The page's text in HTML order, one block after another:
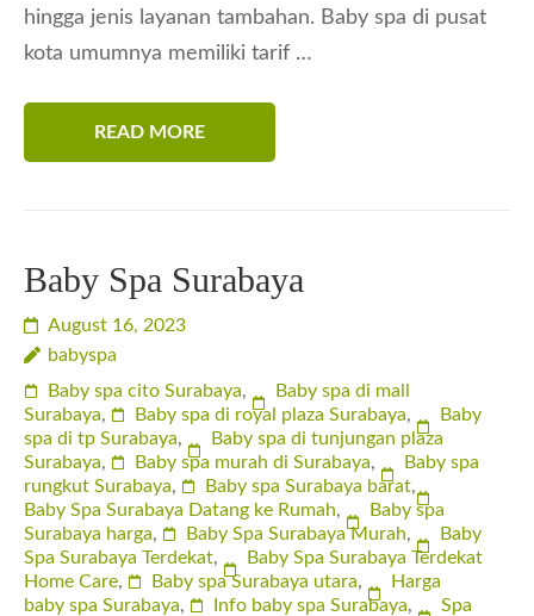
hingga jenis layanan tambahan. Baby spa di pusat
kota umumnya memiliki tarif …
READ MORE
Baby Spa Surabaya
August 16, 2023
babyspa
Baby spa cito Surabaya,
Baby spa di mall
Surabaya, Baby spa di royal plaza Surabaya,
Baby
spa di tp Surabaya,
Baby spa di tunjungan plaza
Surabaya, Baby spa murah di Surabaya,
Baby spa
rungkut Surabaya, Baby spa Surabaya barat,
Baby Spa Surabaya Datang ke Rumah,
Baby spa
Surabaya harga, Baby Spa Surabaya Murah,
Baby
Spa Surabaya Terdekat,
Baby Spa Surabaya Terdekat
Home Care, Baby spa Surabaya utara,
Harga
baby spa Surabaya, Info baby spa Surabaya,
Spa